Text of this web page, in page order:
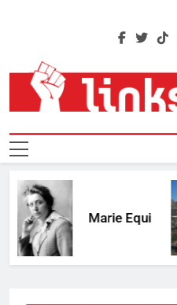
Marie Equi